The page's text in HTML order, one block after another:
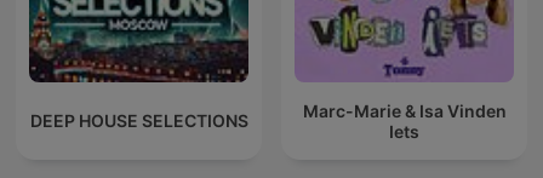
DEEP HOUSE SELECTIONS
Marc-Marie & Isa Vinden
Iets